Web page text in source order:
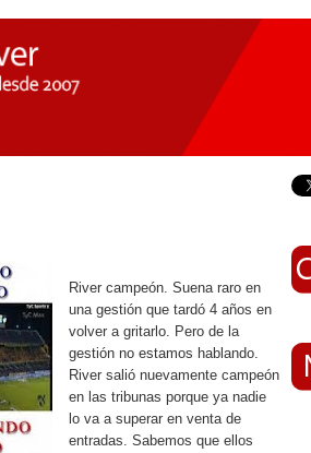
River campeón. Suena raro en
una gestión que tardó 4 años en
volver a gritarlo. Pero de la
gestión no estamos hablando.
River salió nuevamente campeón
en las tribunas porque ya nadie
lo va a superar en venta de
entradas. Sabemos que ellos